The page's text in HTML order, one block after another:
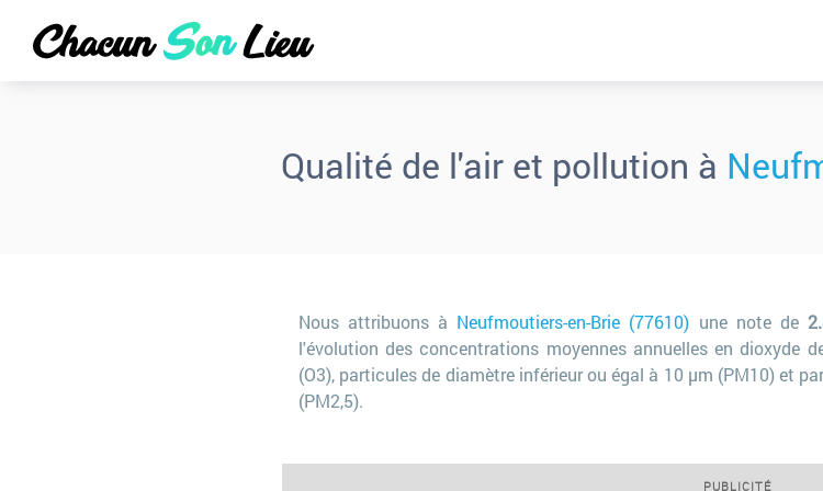
Qualité de l'air et pollution à
Nous attribuons à Neufmoutiers-en-Brie (77610) une note de
l'évolution des concentrations moyennes annuelles en dioxyde
(O3), particules de diamètre inférieur ou égal à 10 µm (PM10) et
(PM2,5).
PUBLICITÉ